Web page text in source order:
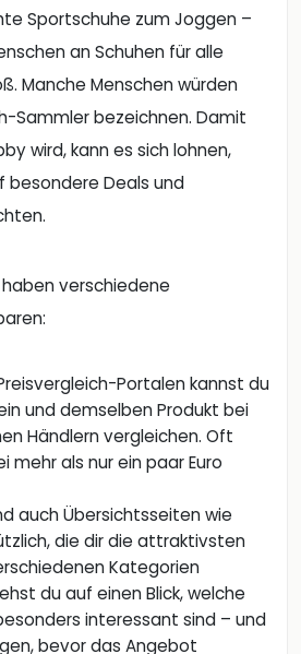
Sportschuhe zum Joggen –
an Schuhen für alle
Manche Menschen würden
Sammler bezeichnen. Damit
wird, kann es sich lohnen,
besondere Deals und
verschiedene
Portalen kannst du
und demselben Produkt bei
Händlern vergleichen. Oft
mehr als nur ein paar Euro
auch Übersichtsseiten wie
die dir die attraktivsten
Kategorien
du auf einen Blick, welche
interessant sind – und
bevor das Angebot